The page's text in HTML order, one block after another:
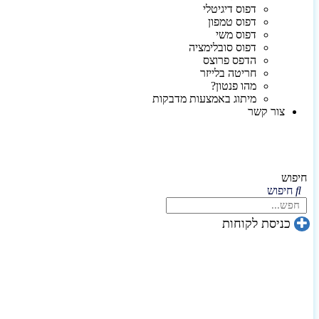
דפוס דיגיטלי
דפוס טמפון
דפוס משי
דפוס סובלימציה
הדפס פרוצס
חריטה בלייזר
מהו פנטון?
מיתוג באמצעות מדבקות
צור קשר
חיפוש
חיפוש
כניסת לקוחות